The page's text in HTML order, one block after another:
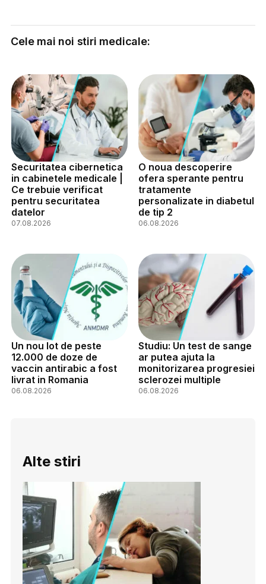
Cele mai noi stiri medicale:
Securitatea cibernetica
in cabinetele medicale |
Ce trebuie verificat
pentru securitatea
datelor
07.08.2026
O noua descoperire
ofera sperante pentru
tratamente
personalizate in diabetul
de tip 2
06.08.2026
Un nou lot de peste
12.000 de doze de
vaccin antirabic a fost
livrat in Romania
06.08.2026
Studiu: Un test de sange
ar putea ajuta la
monitorizarea progresiei
sclerozei multiple
06.08.2026
Alte stiri